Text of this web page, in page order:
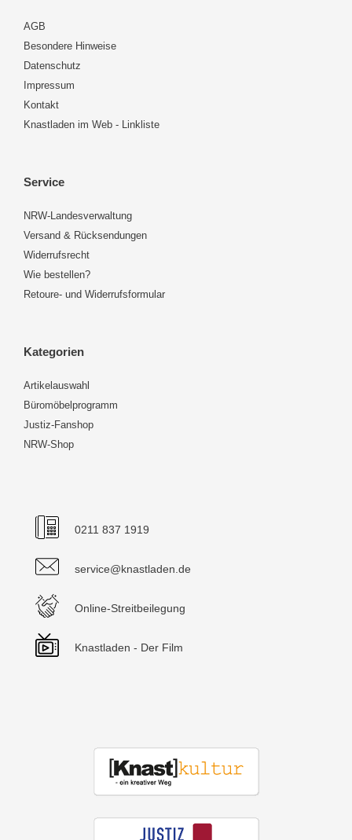
AGB
Besondere Hinweise
Datenschutz
Impressum
Kontakt
Knastladen im Web - Linkliste
Service
NRW-Landesverwaltung
Versand & Rücksendungen
Widerrufsrecht
Wie bestellen?
Retoure- und Widerrufsformular
Kategorien
Artikelauswahl
Büromöbelprogramm
Justiz-Fanshop
NRW-Shop
0211 837 1919
service@knastladen.de
Online-Streitbeilegung
Knastladen - Der Film